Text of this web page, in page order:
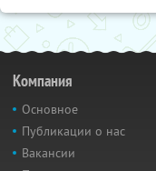
Компания
Основное
Публикации о нас
Вакансии